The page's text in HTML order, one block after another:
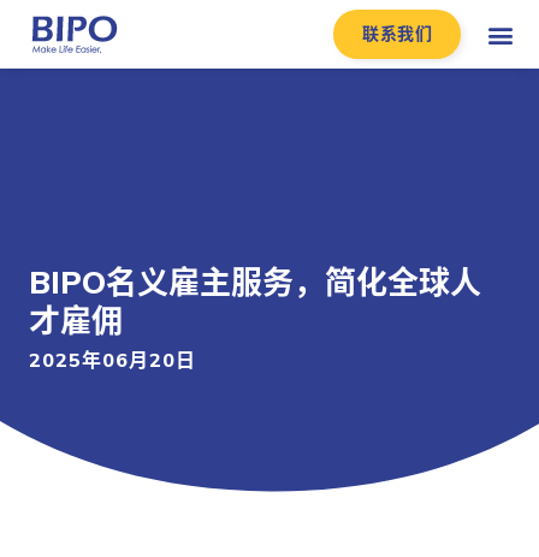
联系我们
BIPO名义雇主服务，简化全球人
才雇佣
2025年06月20日